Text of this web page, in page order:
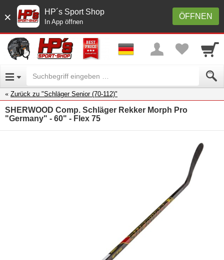
× ÖFFNEN
HP´s Sport Shop
In App öffnen
Zurück zu "Schläger Senior (70-112)"
SHERWOOD Comp. Schläger Rekker Morph Pro
"Germany" - 60" - Flex 75